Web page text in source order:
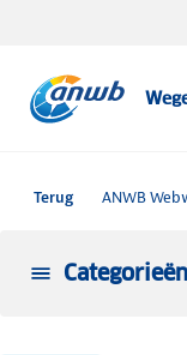
Terug ANWB
Categorieën